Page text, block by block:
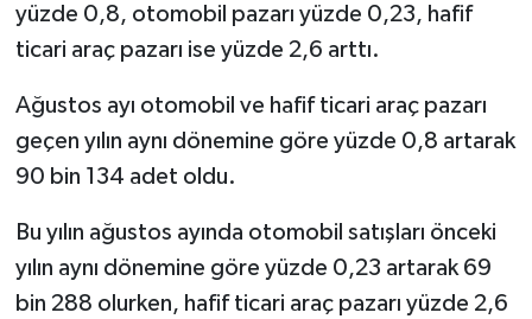
yüzde 0,8, otomobil pazarı yüzde 0,23, hafif
ticari araç pazarı ise yüzde 2,6 arttı.
Ağustos ayı otomobil ve hafif ticari araç pazarı
geçen yılın aynı dönemine göre yüzde 0,8 artarak
90 bin 134 adet oldu.
Bu yılın ağustos ayında otomobil satışları önceki
yılın aynı dönemine göre yüzde 0,23 artarak 69
bin 288 olurken, hafif ticari araç pazarı yüzde 2,6
Yeme-İçme
Yemek